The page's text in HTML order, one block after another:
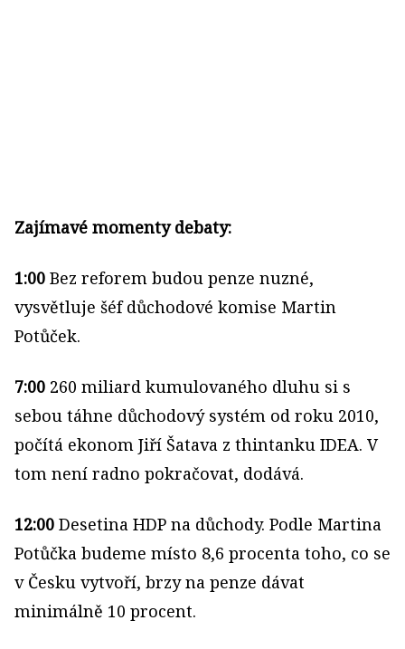
Zajímavé momenty debaty:
1:00 Bez reforem budou penze nuzné,
vysvětluje šéf důchodové komise Martin
Potůček.
7:00 260 miliard kumulovaného dluhu si s
sebou táhne důchodový systém od roku 2010,
počítá ekonom Jiří Šatava z thintanku IDEA. V
tom není radno pokračovat, dodává.
12:00 Desetina HDP na důchody. Podle Martina
Potůčka budeme místo 8,6 procenta toho, co se
v Česku vytvoří, brzy na penze dávat
minimálně 10 procent.